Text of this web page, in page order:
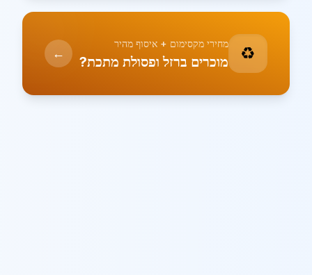
♻️ מחירי מקסימום + איסוף מהיר
מוכרים ברזל ופסולת מתכת? ←